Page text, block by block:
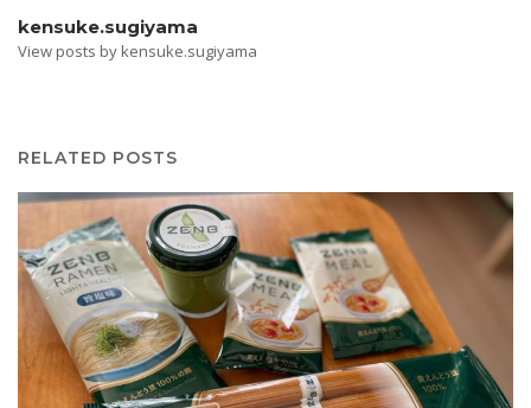
kensuke.sugiyama
View posts by kensuke.sugiyama
RELATED POSTS